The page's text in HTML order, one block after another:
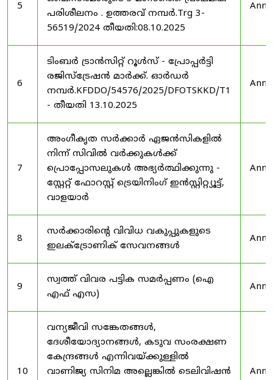
5
പരിശീലനം . ഉത്തരവ് നമ്പർ.Trg 3-
56519/2024 തീയതി:08.10.2025
6
ടിംബർ ട്രാൻസിറ്റ് റൂൾസ് - പ്രോപ്പർട്ടി
രജിസ്ട്രേഷൻ മാർക്ക്. ഓർഡർ
നമ്പർ.KFDDO/54576/2025/DFOTSKKD/T1
- തീയതി 13.10.2025
7
അംഗീകൃത സർക്കാർ ഏജൻസികളിൽ
നിന്ന് സിവിൽ വർക്കുകൾക്ക്
പ്രൊപ്പോസലുകൾ അഭ്യർത്ഥിക്കുന്നു -
സ്റ്റേറ്റ് ഫോറസ്റ്റ് ട്രെയിനിംഗ് ഇൻസ്റ്റിറ്റ്യൂട്ട്,
വാളയാർ
8
സർക്കാരിന്റെ വിവിധ വകുപ്പുകളുടെ
ഇലക്ട്രോണിക് സേവനങ്ങൾ
9
സ്വത്ത് വിവര പട്ടിക സമർപ്പണം (ഐ
എഫ് എസ)
10
വന്യജീവി സങ്കേതങ്ങൾ,
ദേശീയോദ്യാനങ്ങൾ, കടുവ സംരക്ഷണ
കേന്ദ്രങ്ങൾ എന്നിവയ്ക്കുള്ളിൽ
വാണിജ്യ സിനിമ അല്ലെങ്കിൽ ടെലിവിഷൻ